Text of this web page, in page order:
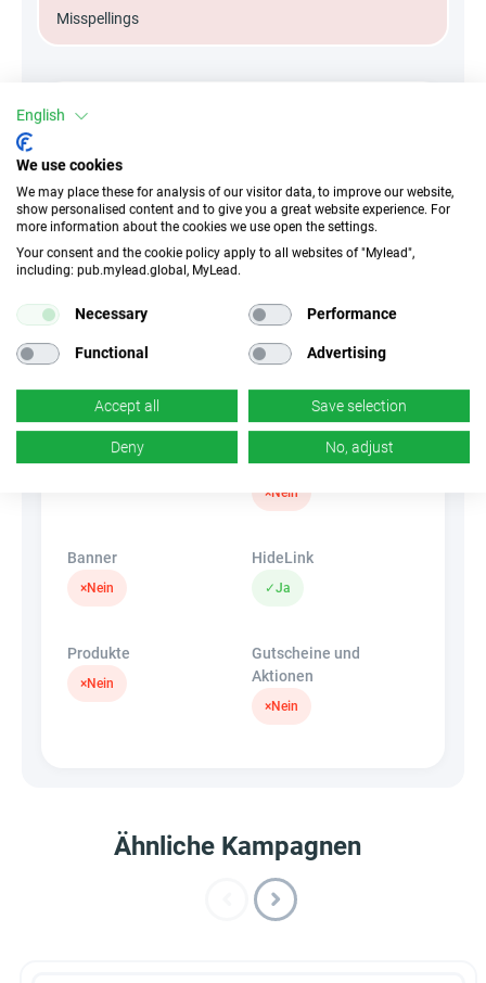
Misspellings
||Geräte||
Mobile Geräte
Desktop Tablet
Conversion-Typ
Traffic-Typ
Incentivierter Traffic
EPC
CR
Deeplink
×Nein
Banner
×Nein
HideLink
✓Ja
Produkte
×Nein
Gutscheine und
Aktionen
×Nein
Ähnliche Kampagnen
English
We use cookies
We may place these for analysis of our visitor data, to improve our website,
show personalised content and to give you a great website experience. For
more information about the cookies we use open the settings.
Your consent and the cookie policy apply to all websites of "Mylead",
including: pub.mylead.global, MyLead.
Necessary Performance
Functional Advertising
Accept all Save selection
Deny No, adjust